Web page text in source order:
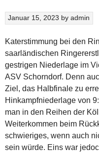
Januar 15, 2023 byadmin
Katerstimmung bei den
saarländischen
gestrigen Niederlage im
ASV Schorndorf. Denn
Ziel, das Halbfinale zu
Hinkampfniederlage von
man in den Reihen der
Weiterkommen beim
schwieriges, wenn auch
sein würde. Eins war